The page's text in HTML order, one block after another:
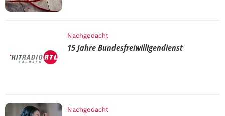
Nachgedacht
15 Jahre Bundesfreiwilligendienst
Nachgedacht